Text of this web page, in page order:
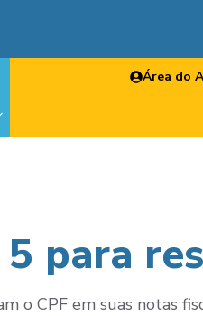
Área do
para
o CPF em suas notas